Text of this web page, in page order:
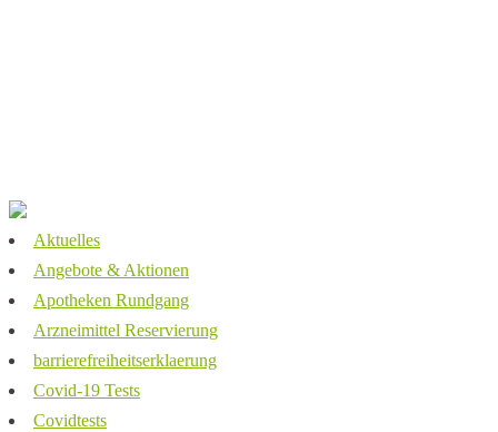
Aktuelles
Angebote & Aktionen
Apotheken Rundgang
Arzneimittel Reservierung
barrierefreiheitserklaerung
Covid-19 Tests
Covidtests